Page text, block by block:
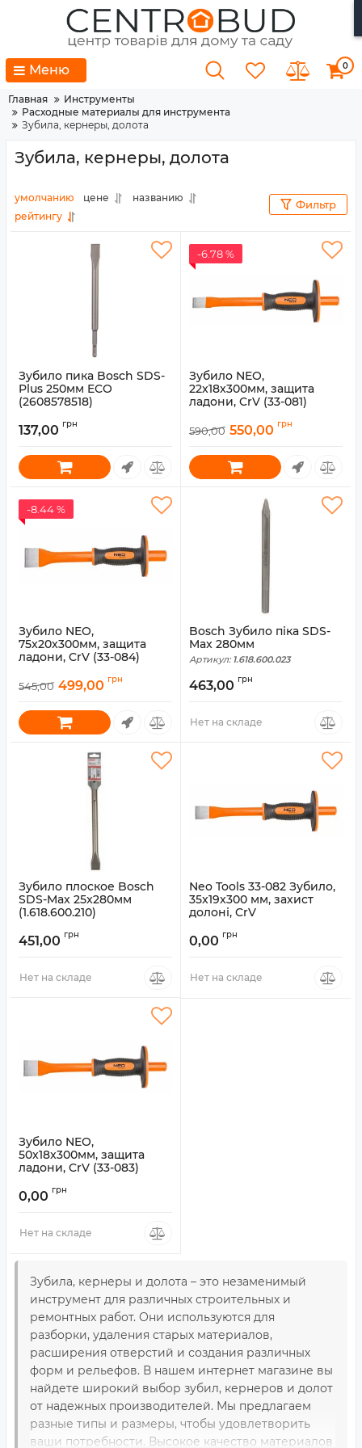
Меню 0
Главная
Инструменты
Расходные материалы для инструмента
Зубила, кернеры, долота
Зубила, кернеры, долота
умолчанию цене
названию
рейтингу
Фильтр
Зубило пика Bosch SDS-
Plus 250мм ECO
(2608578518)
137,00 грн
-6.78 %
Зубило NEO,
22x18x300мм, защита
ладони, CrV (33-081)
590,00 550,00 грн
-8.44 %
Зубило NEO,
75x20x300мм, защита
ладони, CrV (33-084)
545,00 499,00 грн
Bosch Зубило піка SDS-
Max 280мм
Артикул: 1.618.600.023
463,00 грн
Нет на складе
Зубило плоское Bosch
SDS-Max 25x280мм
(1.618.600.210)
451,00 грн
Нет на складе
Neo Tools 33-082 Зубило,
35x19x300 мм, захист
долоні, CrV
0,00 грн
Нет на складе
Зубило NEO,
50x18x300мм, защита
ладони, CrV (33-083)
0,00 грн
Нет на складе
Зубила, кернеры и долота – это незаменимый
инструмент для различных строительных и
ремонтных работ. Они используются для
разборки, удаления старых материалов,
расширения отверстий и создания различных
форм и рельефов. В нашем интернет магазине вы
найдете широкий выбор зубил, кернеров и долот
от надежных производителей. Мы предлагаем
разные типы и размеры, чтобы удовлетворить
ваши потребности. Высокое качество материалов